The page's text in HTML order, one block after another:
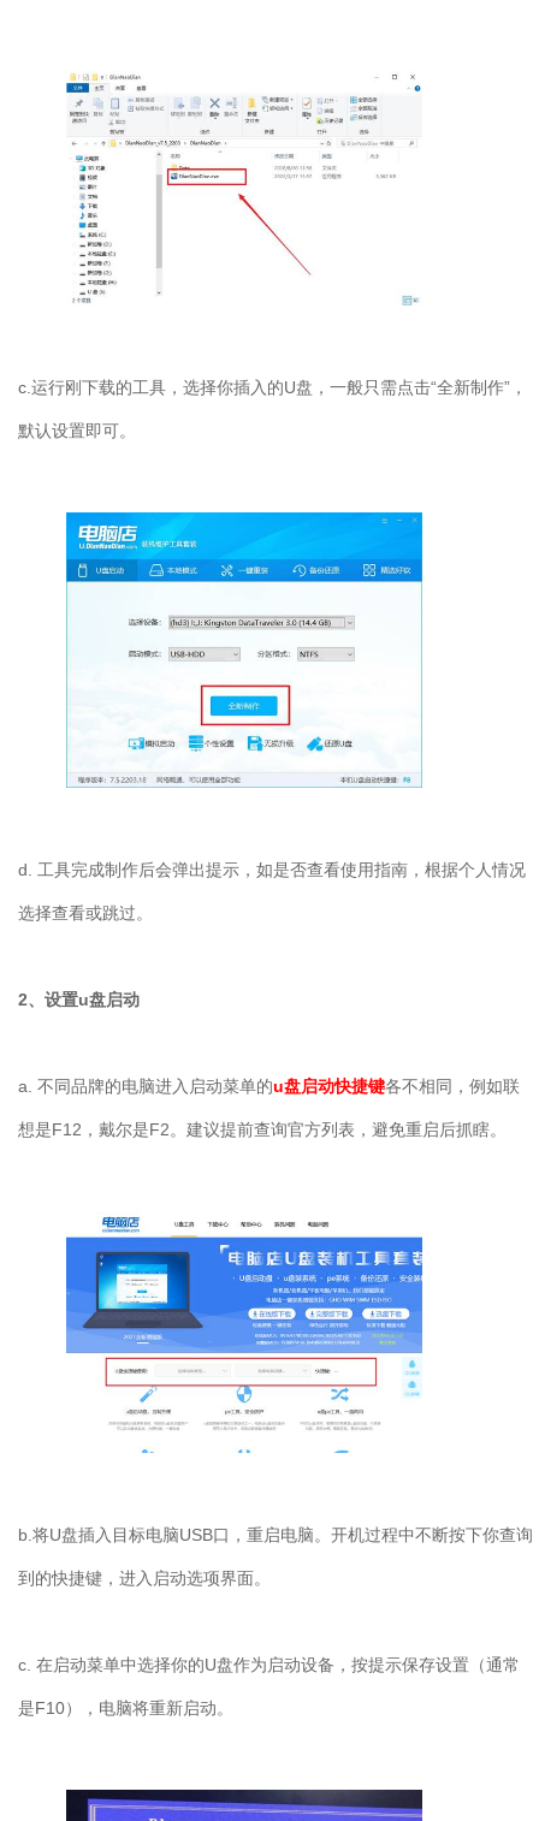
c. 运行刚下载的工具，选择你插入的U盘，一般只需点击“全新制作”，
默认设置即可。
d. 工具完成制作后会弹出提示，如是否查看使用指南，根据个人情况
选择查看或跳过。
2、设置u盘启动
a. 不同品牌的电脑进入启动菜单的u盘启动快捷键各不相同，例如联
想是F12 ，戴尔是F2。建议提前查询官方列表，避免重启后抓瞎。
b.将U盘插入目标电脑USB口，重启电脑。开机过程中不断按下你查询
到的快捷键，进入启动选项界面。
c. 在启动菜单中选择你的U盘作为启动设备，按提示保存设置（通常
是F10），电脑将重新启动。